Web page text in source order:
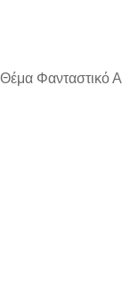
Θέμα Φανταστικό